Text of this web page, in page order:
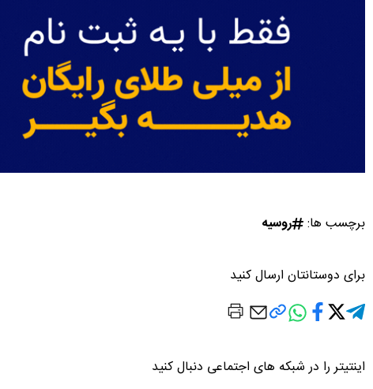
برچسب ها: روسیه
برای دوستانتان ارسال کنید
اینتیتر را در شبکه های اجتماعی دنبال کنید